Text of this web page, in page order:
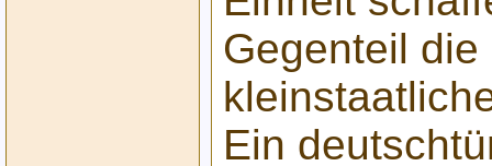
Gegenteil
Ein